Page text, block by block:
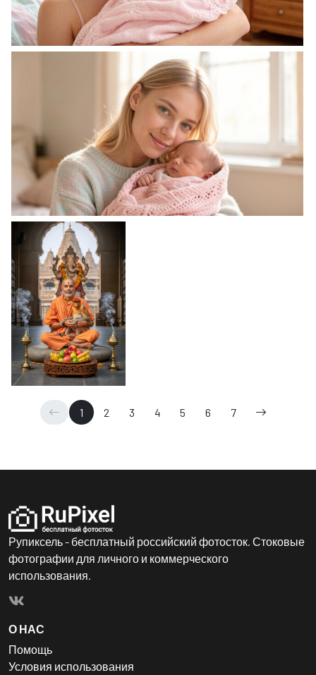
1 2 3 4 5 6 7
Рупиксель - бесплатный российский фотосток. Стоковые
фотографии для личного и коммерческого
использования.
О НАС
Помощь
Условия использования